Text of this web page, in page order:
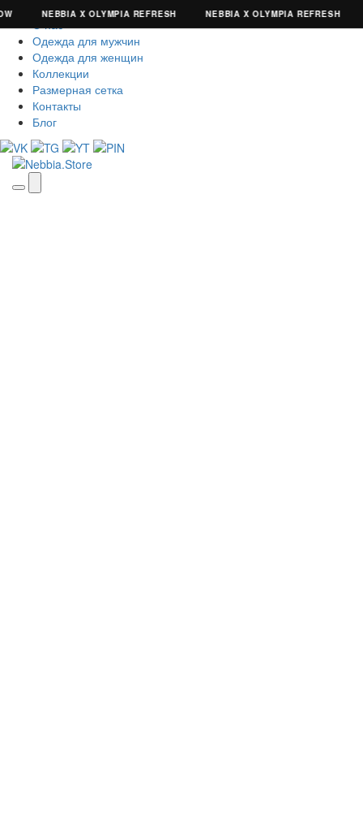
NEBBIA X OLYMPIA REFRESH NEBBIA X OLYMPIA REFRESH
О нас
Одежда для мужчин
Одежда для женщин
Коллекции
Размерная сетка
Контакты
Блог